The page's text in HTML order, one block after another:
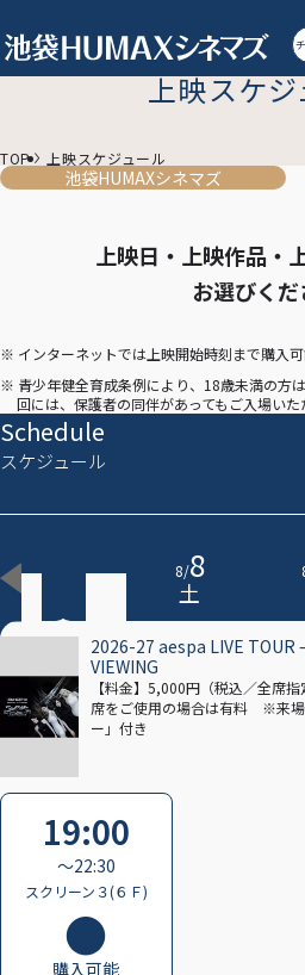
上映スケ
TOP 上映スケジュール
池袋HUMAXシネマズ
上映日・上映作品・
お選びくだ
※ インターネットでは上映開始時刻まで購入可
※ 青少年健全育成条例により、18歳未満の方
回には、保護者の同伴があってもご入場いた
Schedule
スケジュール
8/8
土
2026-27 aespa LIVE TOUR
VIEWING
【料金】5,000円（税込／全席
席をご使用の場合は有料 ※来場
ー」付き
19:00
〜22:30
スクリーン３(６Ｆ)
購入可能